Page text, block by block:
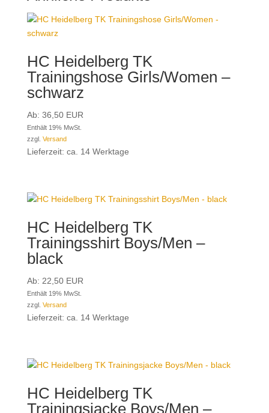
HC Heidelberg TK
Trainingshose Girls/Women –
schwarz
Ab: 36,50EUR
Enthält 19% MwSt.
zzgl. Versand
Lieferzeit: ca. 14 Werktage
HC Heidelberg TK
Trainingsshirt Boys/Men –
black
Ab: 22,50EUR
Enthält 19% MwSt.
zzgl. Versand
Lieferzeit: ca. 14 Werktage
HC Heidelberg TK
Trainingsjacke Boys/Men –